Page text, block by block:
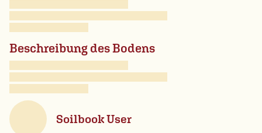
Beschreibung des Bodens
Soilbook User